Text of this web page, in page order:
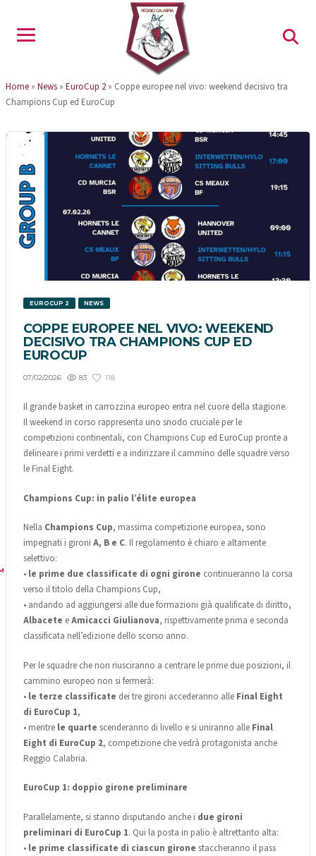
Home » News » EuroCup 2 » Coppe europee nel vivo: weekend decisivo tra
Champions Cup ed EuroCup
EUROCUP 2 NEWS
COPPE EUROPEE NEL VIVO: WEEKEND
DECISIVO TRA CHAMPIONS CUP ED
EUROCUP
07/02/2026 83 118
Il grande basket in carrozzina europeo entra nel cuore della stagione.
Il weekend in corso rappresenta uno snodo cruciale per le
competizioni continentali, con Champions Cup ed EuroCup pronte a
delineare i primi verdetti e a indirizzare il cammino delle squadre verso
le Final Eight.
Champions Cup: in palio l’élite europea
Nella Champions Cup, massima competizione europea, sono
impegnati i gironi A, B e C. Il regolamento è chiaro e altamente
selettivo:
• le prime due classificate di ogni girone continueranno la corsa
verso il titolo della Champions Cup,
• andando ad aggiungersi alle due formazioni già qualificate di diritto,
Albacete eAmicacci Giulianova, rispettivamente prima e seconda
classificata nell’edizione dello scorso anno.
Per le squadre che non riusciranno a centrare le prime due posizioni, il
cammino europeo non si fermerà:
• le terze classificate dei tre gironi accederanno alle Final Eight
di EuroCup 1,
• mentre le quarte scenderanno di livello e si uniranno alle Final
Eight di EuroCup 2, competizione che vedrà protagonista anche
Reggio Calabria.
EuroCup 1: doppio girone preliminare
Parallelamente, si stanno disputando anche i due gironi
preliminari di EuroCup 1. Qui la posta in palio è altrettanto alta:
• le prime classificate di ciascun girone staccheranno il pass